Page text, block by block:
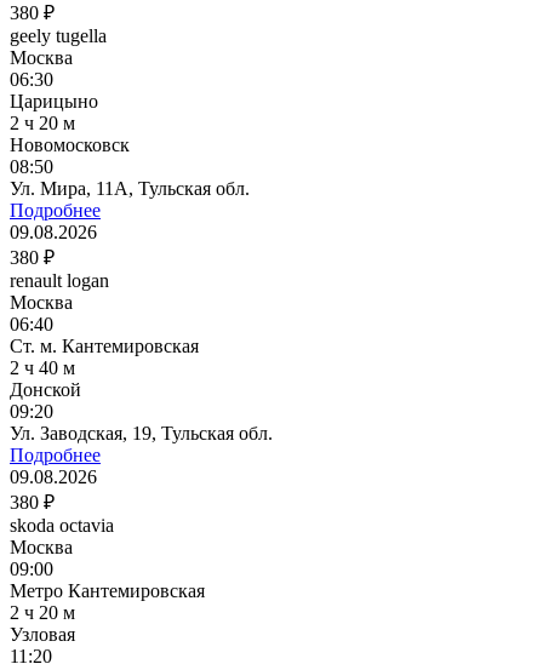
380 ₽
geely tugella
Москва
06:30
Царицыно
2 ч 20 м
Новомосковск
08:50
Ул. Мира, 11А, Тульская обл.
Подробнее
09.08.2026
380 ₽
renault logan
Москва
06:40
Ст. м. Кантемировская
2 ч 40 м
Донской
09:20
Ул. Заводская, 19, Тульская обл.
Подробнее
09.08.2026
380 ₽
skoda octavia
Москва
09:00
Метро Кантемировская
2 ч 20 м
Узловая
11:20